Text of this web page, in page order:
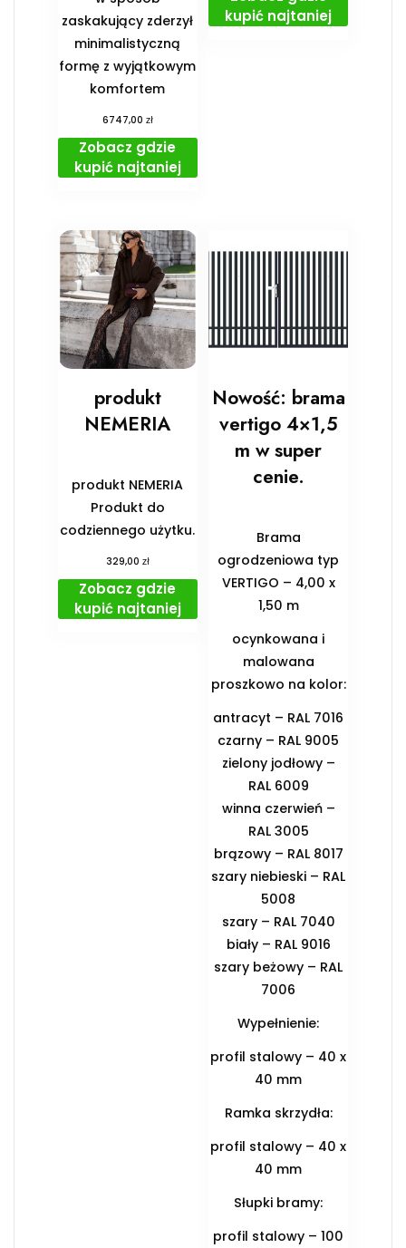
zaskakujący zderzył
minimalistyczną
formę z wyjątkowym
komfortem
6747,00 zł
Zobacz gdzie
kupić najtaniej
kupić najtaniej
produkt
NEMERIA
produkt NEMERIA
Produkt do
codziennego użytku.
329,00 zł
Zobacz gdzie
kupić najtaniej
Nowość: brama
vertigo 4×1,5
m w super
cenie.
Brama
ogrodzeniowa typ
VERTIGO – 4,00 x
1,50 m
ocynkowana i
malowana
proszkowo na kolor:
antracyt – RAL 7016
czarny – RAL 9005
zielony jodłowy –
RAL 6009
winna czerwień –
RAL 3005
brązowy – RAL 8017
szary niebieski – RAL
5008
szary – RAL 7040
biały – RAL 9016
szary beżowy – RAL
7006
Wypełnienie:
profil stalowy – 40 x
40 mm
Ramka skrzydła:
profil stalowy – 40 x
40 mm
Słupki bramy:
profil stalowy – 100